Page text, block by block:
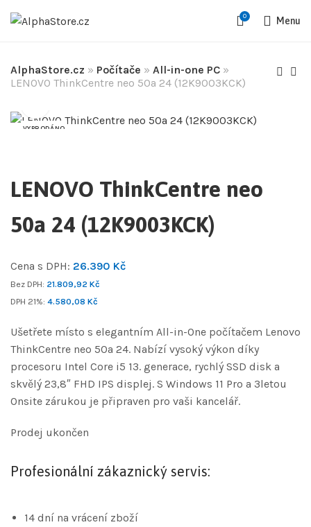
0 Menu
AlphaStore.cz » Počítače » All-in-one PC »
LENOVO ThinkCentre neo 50a 24 (12K9003KCK)
VYPRODÁNO
LENOVO ThinkCentre neo
50a 24 (12K9003KCK)
Cena s DPH: 26.390 Kč
Bez DPH: 21.809,92 Kč
DPH 21%: 4.580,08 Kč
Ušetřete místo s elegantním All-in-One počítačem Lenovo
ThinkCentre neo 50a 24. Nabízí vysoký výkon díky
procesoru Intel Core i5 13. generace, rychlý SSD disk a
skvělý 23,8″ FHD IPS displej. S Windows 11 Pro a 3letou
Onsite zárukou je připraven pro vaši kancelář.
Prodej ukončen
Profesionální zákaznický servis:
14 dní na vrácení zboží